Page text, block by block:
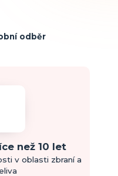
odběr
než 10 let
v oblasti zbraní a